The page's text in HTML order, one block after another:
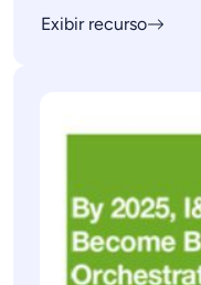
Exibir recurso